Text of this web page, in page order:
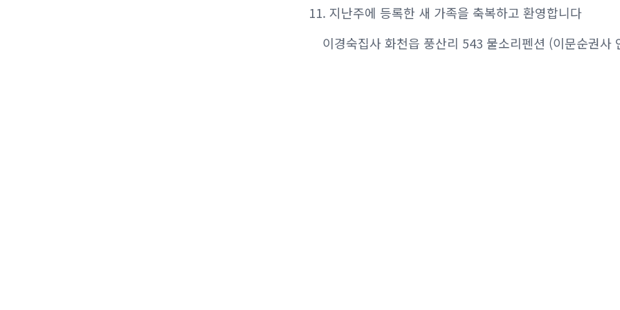
11. 지난주에 등록한 새 가족을 축복하고 환영합니다
이경숙집사 화천읍 풍산리 543 물소리펜션 (이문순권사